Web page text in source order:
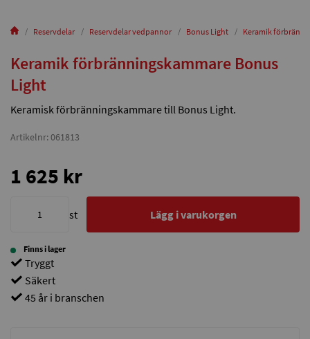
Reservdelar Reservdelar vedpannor Bonus Light Keramik
Keramik förbränningskammare Bonus
Light
Keramisk förbränningskammare till Bonus Light.
Artikelnr: 061813
1 625 kr
st Lägg i varukorgen
Finns i lager
Tryggt
Säkert
45 år i branschen